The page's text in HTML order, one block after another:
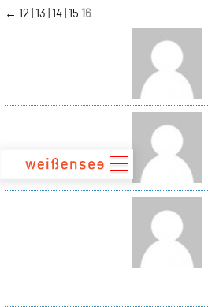
zum
Inhalt
← 12 13 14 15 16